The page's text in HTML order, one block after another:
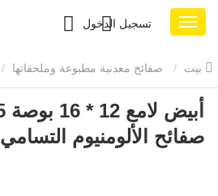
تسجيل الدخول
صفائح معدنية مطبوعة وملحقاتها
أبيض لامع 12 * 16 بوصة 0.45 بوصة سماكة صفائح الألومنيوم التسامي
صفائح الألومنيوم التسامي